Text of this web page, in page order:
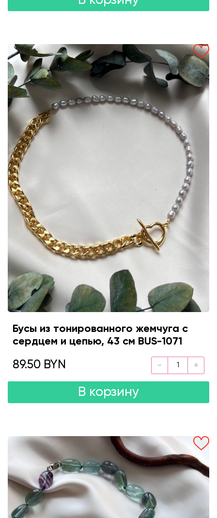
Бусы из тонированного жемчуга с
сердцем и цепью, 43 см BUS-1071
89.50 BYN
В корзину